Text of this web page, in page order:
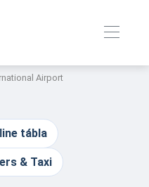
Airport
tábla
& Taxi